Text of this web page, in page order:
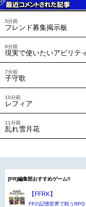
5分前
フレンド募集掲示板
6分前
現実で使いたいアビリテ
7分前
子守歌
10分前
レフィア
11分前
乱れ雪月花
[PR]編集部おすすめゲーム!!
【FFRK】
FFの記憶世界で戦うRPG